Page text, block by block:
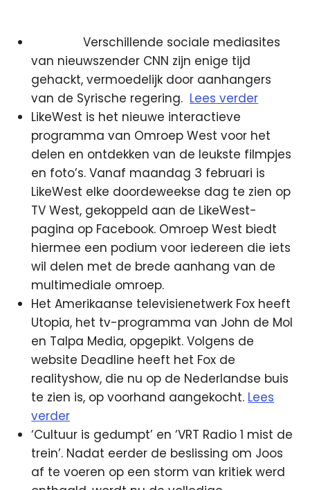
Verschillende sociale mediasites
van nieuwszender CNN zijn enige tijd
gehackt, vermoedelijk door aanhangers
van de Syrische regering. Lees verder
LikeWest is het nieuwe interactieve
programma van Omroep West voor het
delen en ontdekken van de leukste filmpjes
en foto’s. Vanaf maandag 3 februari is
LikeWest elke doordeweekse dag te zien op
TV West, gekoppeld aan de LikeWest-
pagina op Facebook. Omroep West biedt
hiermee een podium voor iedereen die iets
wil delen met de brede aanhang van de
multimediale omroep.
Het Amerikaanse televisienetwerk Fox heeft
Utopia, het tv-programma van John de Mol
en Talpa Media, opgepikt. Volgens de
website Deadline heeft het Fox de
realityshow, die nu op de Nederlandse buis
te zien is, op voorhand aangekocht. Lees
verder
‘Cultuur is gedumpt’ en ‘VRT Radio 1 mist de
trein’. Nadat eerder de beslissing om Joos
af te voeren op een storm van kritiek werd